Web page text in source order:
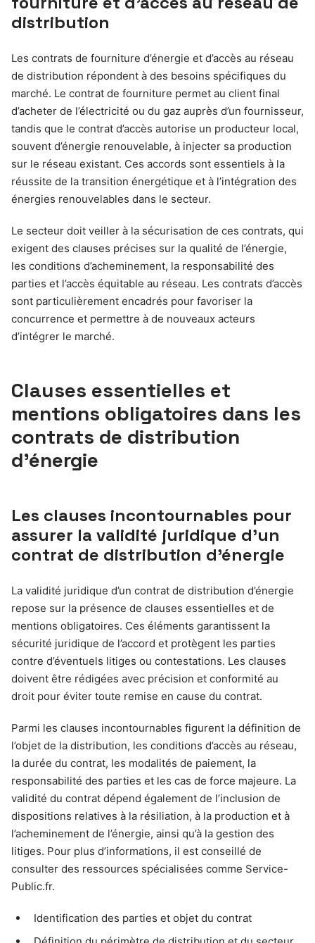
distribution
Les contrats de fourniture d’énergie et d’accès au réseau
de distribution répondent à des besoins spécifiques du
marché. Le contrat de fourniture permet au client final
d’acheter de l’électricité ou du gaz auprès d’un fournisseur,
tandis que le contrat d’accès autorise un producteur local,
souvent d’énergie renouvelable, à injecter sa production
sur le réseau existant. Ces accords sont essentiels à la
réussite de la transition énergétique et à l’intégration des
énergies renouvelables dans le secteur.
Le secteur doit veiller à la sécurisation de ces contrats, qui
exigent des clauses précises sur la qualité de l’énergie,
les conditions d’acheminement, la responsabilité des
parties et l’accès équitable au réseau. Les contrats d’accès
sont particulièrement encadrés pour favoriser la
concurrence et permettre à de nouveaux acteurs
d’intégrer le marché.
Clauses essentielles et
mentions obligatoires dans les
contrats de distribution
d’énergie
Les clauses incontournables pour
assurer la validité juridique d’un
contrat de distribution d’énergie
La validité juridique d’un contrat de distribution d’énergie
repose sur la présence de clauses essentielles et de
mentions obligatoires. Ces éléments garantissent la
sécurité juridique de l’accord et protègent les parties
contre d’éventuels litiges ou contestations. Les clauses
doivent être rédigées avec précision et conformité au
droit pour éviter toute remise en cause du contrat.
Parmi les clauses incontournables figurent la définition de
l’objet de la distribution, les conditions d’accès au réseau,
la durée du contrat, les modalités de paiement, la
responsabilité des parties et les cas de force majeure. La
validité du contrat dépend également de l’inclusion de
dispositions relatives à la résiliation, à la production et à
l’acheminement de l’énergie, ainsi qu’à la gestion des
litiges. Pour plus d’informations, il est conseillé de
consulter des ressources spécialisées comme Service-
Public.fr.
Identification des parties et objet du contrat